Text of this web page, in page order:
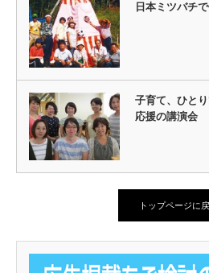
日本ミツバチ
子育て、ひと
応援の講演会
トップページに